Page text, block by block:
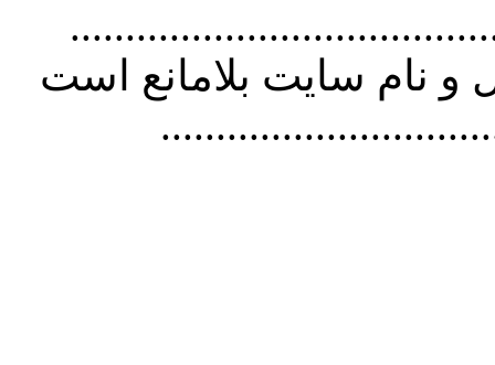
استفاده از
نام سايت بلامانع است